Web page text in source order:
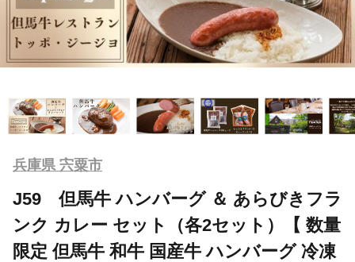
兵庫県 宍粟市
J59 但馬牛 ハンバーグ ＆ あらびきフラ
ンク カレー セット（各2セット）【 数量
限定 但馬牛 和牛 国産牛 ハンバーグ 冷凍